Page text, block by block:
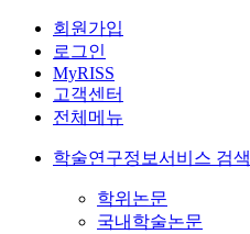
회원가입
로그인
MyRISS
고객센터
전체메뉴
학술연구정보서비스 검색
학위논문
국내학술논문